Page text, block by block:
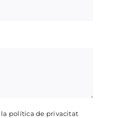
la política de privacitat